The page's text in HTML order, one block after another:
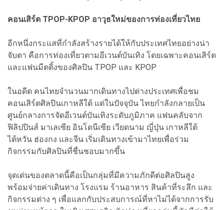
คอนเสิร์ต TPOP-KPOP อาวุธใหม่ของการท่องเที่ยวไทย
อีกหนึ่งกระแสที่กำลังสร้างรายได้ให้กับประเทศไทยอย่างน่า
จับตา คือการท่องเที่ยวตามอีเวนต์บันเทิง โดยเฉพาะคอนเสิร์ต
และแฟนมีตติ้งของศิลปิน TPOP และ KPOP
ในอดีต คนไทยจำนวนมากเดินทางไปต่างประเทศเพื่อชม
คอนเสิร์ตศิลปินเกาหลีใต้ แต่ในปัจจุบัน ไทยกำลังกลายเป็น
ศูนย์กลางการจัดอีเวนต์บันเทิงระดับภูมิภาค แฟนคลับจาก
ฟิลิปปินส์ มาเลเซีย อินโดนีเซีย เวียดนาม ญี่ปุ่น เกาหลีใต้
ไต้หวัน ฮ่องกง และจีน เริ่มเดินทางเข้ามาไทยเพื่อร่วม
กิจกรรมกับศิลปินที่ชื่นชอบมากขึ้น
จุดเด่นของตลาดนี้คือเป็นกลุ่มที่มีความภักดีต่อศิลปินสูง
พร้อมจ่ายค่าเดินทาง โรงแรม ร้านอาหาร สินค้าที่ระลึก และ
กิจกรรมต่าง ๆ เพื่อแลกกับประสบการณ์ที่หาไม่ได้จากการรับ